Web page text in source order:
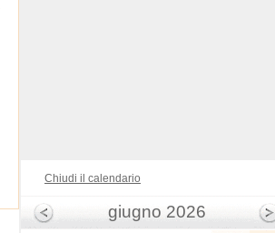
Chiudi il calendario
giugno 2026